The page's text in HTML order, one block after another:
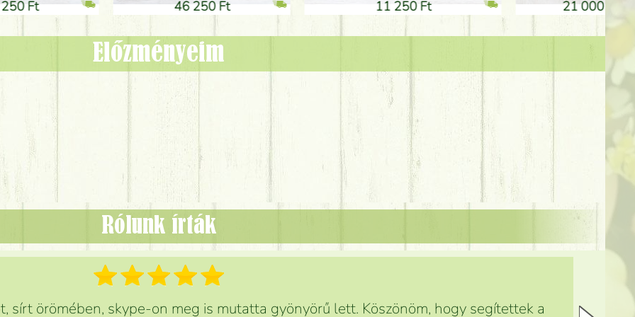
Ft
11 250 Ft
21 000 Ft
1 300 Ft
Előzményeim
Rólunk írták
sírt örömében, skype-on meg is mutatta gyönyörű lett. Köszönöm, hogy segítettek a